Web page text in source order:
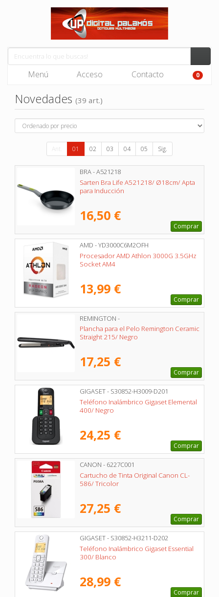
Menú Acceso Contacto 0
Novedades (39 art.)
Ant. 01 02 03 04 05 Sig.
BRA - A521218
Sarten Bra Life A521218/ Ø18cm/ Apta
para Inducción
16,50 €
Comprar
AMD - YD3000C6M2OFH
Procesador AMD Athlon 3000G 3.5GHz
Socket AM4
13,99 €
Comprar
REMINGTON -
Plancha para el Pelo Remington Ceramic
Straight 215/ Negro
17,25 €
Comprar
GIGASET - S30852-H3009-D201
Teléfono Inalámbrico Gigaset Elemental
400/ Negro
24,25 €
Comprar
CANON - 6227C001
Cartucho de Tinta Original Canon CL-
586/ Tricolor
27,25 €
Comprar
GIGASET - S30852-H3211-D202
Teléfono Inalámbrico Gigaset Essential
300/ Blanco
28,99 €
Comprar